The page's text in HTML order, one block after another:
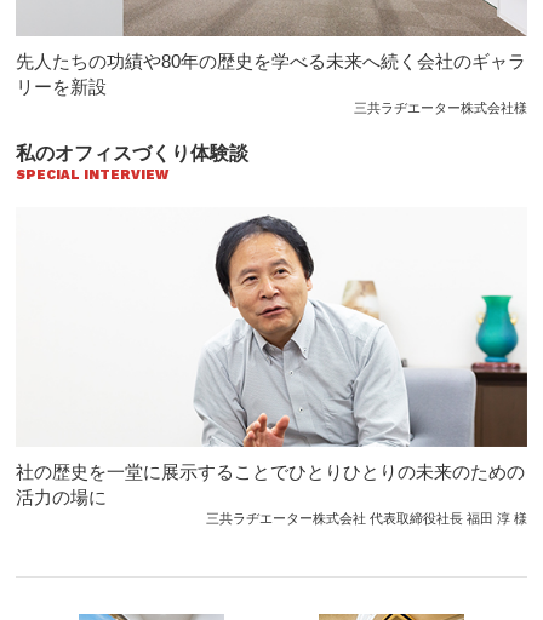
先人たちの功績や80年の歴史を学べる未来へ続く会社のギャラ
リーを新設
三共ラヂエーター株式会社様
私のオフィスづくり体験談
SPECIAL INTERVIEW
社の歴史を一堂に展示することでひとりひとりの未来のための
活力の場に
三共ラヂエーター株式会社 代表取締役社長 福田 淳 様